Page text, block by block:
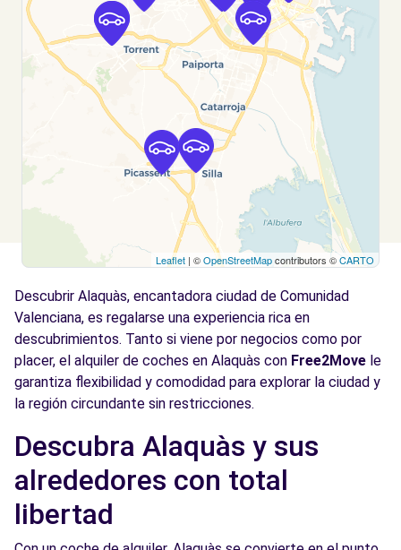
Ver agencia
Free2Move Rent - S&YOU VALENCIA - Tres
Cruces - Valencia (D)
4.5
Avda. Tres Cruces, 38
Valencia, 46014
Free2Move Rent - S&YOU VALENCIA - Tres
Cruces - Valencia (C)
4.6
km
Valencia, 46014
Ver agencia
Free2Move Rent - MACAUTO VALENCIA,
S.A. - Valencia (O)
c/ Archiduque Carlos, 90
Ver agencia
Leaflet | ©OpenStreetMapcontributors ©CARTO
Descubrir Alaquàs, encantadora ciudad de Comunidad
Valenciana, es regalarse una experiencia rica en
descubrimientos. Tanto si viene por negocios como por
placer, el alquiler de coches en Alaquàs con Free2Move le
garantiza flexibilidad y comodidad para explorar la ciudad y
la región circundante sin restricciones.
Descubra Alaquàs y sus
alrededores con total
libertad